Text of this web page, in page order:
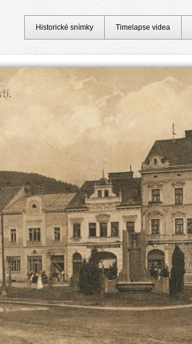
Historické snímky Timelapse videa